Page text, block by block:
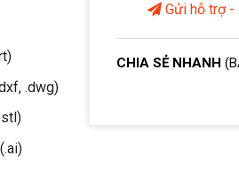
.dwg)
Gửi hỗ trợ -
CHIA SẺ NHANH